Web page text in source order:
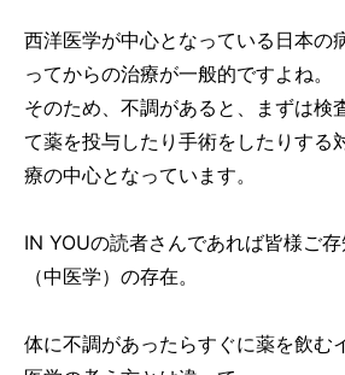
西洋医学が中心となっている日本の
ってからの治療が一般的ですよね。
そのため、不調があると、まずは検
て薬を投与したり手術をしたりする
療の中心となっています。
IN YOUの読者さんであれば皆様ご
（中医学）の存在。
体に不調があったらすぐに薬を飲む